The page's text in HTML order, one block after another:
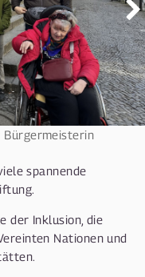
Bürgermeisterin
spannende
der Inklusion, die
Nationen und